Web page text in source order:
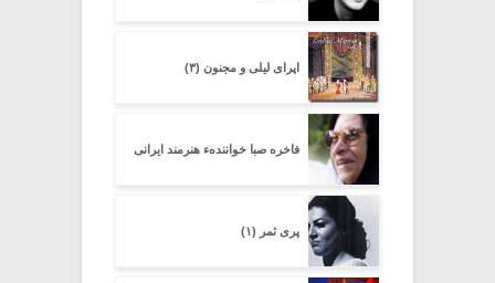
اپرای لیلی و مجنون (۳)
فاخره صبا خوانندهء هنرمند ایرانی
پری ثمر (۱)